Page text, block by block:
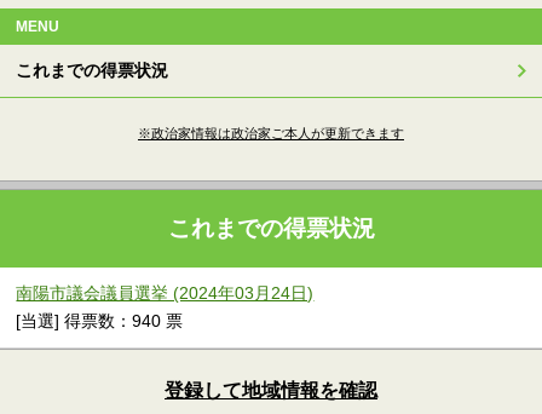
MENU
これまでの得票状況
※政治家情報は政治家ご本人が更新できます
これまでの得票状況
南陽市議会議員選挙 (2024年03月24日)
[当選] 得票数：940 票
登録して地域情報を確認